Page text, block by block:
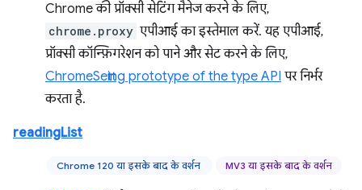
Chrome की प्रॉक्सी सेटिंग मैनेज करने के लिए,
chrome.proxy एपीआई का इस्तेमाल करें. यह एपीआई,
प्रॉक्सी कॉन्फ़िगरेशन को पाने और सेट करने के लिए,
ChromeSetting prototype of the type API पर निर्भर
करता है.
readingList
Chrome 120 या इसके बाद के वर्शन MV3 या इसके बाद के वर्शन